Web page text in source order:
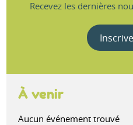
Recevez les dernières
À venir
Aucun événement trouvé